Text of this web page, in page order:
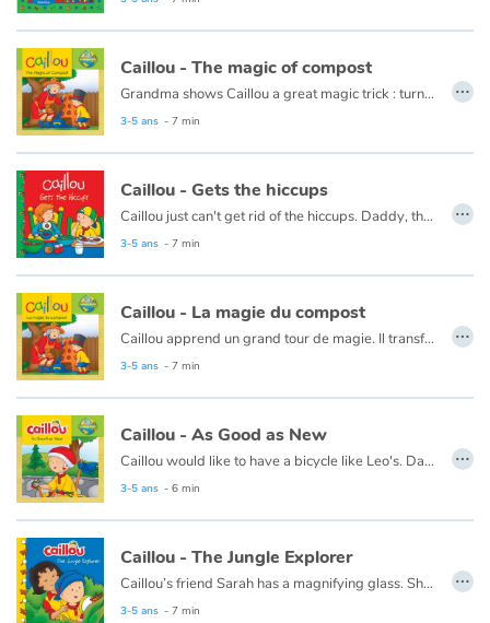
Accueil
Contes d'ici et d'ailleurs
Fable, mythe, littérature et poésie
Princesses et princes, rois, reines et dragons
Ogres, monstres et sorcières
Héroïnes et héros
Écologie, nature, saisons
Les animaux
Voyage, épopée, enquête, aventure
Autour du monde
Apprentissage
Art, espace, activité
Caillou - The magic of compost
Grandma shows Caillou a great magic trick : turning scraps of leftovers, grass clippings, and apple cores into plant food.
This book is also available in French:
3-5 ans - 7 min
…
Caillou - Gets the hiccups
Caillou just can't get rid of the hiccups. Daddy, the all-time hiccup cure champion, is there to help.
3-5 ans - 7 min
…
Caillou - La magie du compost
Caillou apprend un grand tour de magie. Il transforme des déchets en nourriture pour les plantes !
Ce livre est aussi disponible en anglais :
3-5 ans - 7 min
…
Caillou - As Good as New
Caillou would like to have a bicycle like Leo's. Daddy suggests using things they already have to make Caillou's bike look new again.
3-5 ans - 6 min
…
Caillou - The Jungle Explorer
Caillou’s friend Sarah has a ­magnifying glass. She shows Caillou how it makes everything in the garden look bigger. Caillou will be a great jungle explorer. Follow the butterfly and the bird with him!
This book is also available in French:
3-5 ans - 7 min
…